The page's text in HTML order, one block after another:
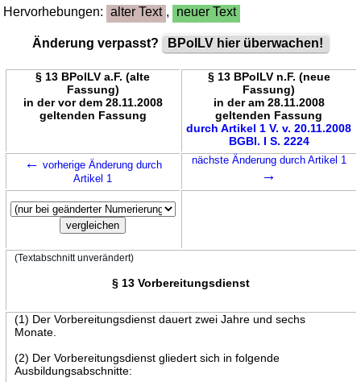
Hervorhebungen: alter Text , neuer Text
Änderung verpasst? BPolLV hier überwachen!
§ 13 BPolLV a.F. (alte
Fassung)
in der vor dem 28.11.2008
geltenden Fassung
§ 13 BPolLV n.F. (neue
Fassung)
in der am 28.11.2008
geltenden Fassung
durch Artikel 1 V. v. 20.11.2008
BGBl. I S. 2224
← vorherige Änderung durch
Artikel 1
nächste Änderung durch Artikel 1
→
(Textabschnitt unverändert)
§ 13 Vorbereitungsdienst
(1) Der Vorbereitungsdienst dauert zwei Jahre und sechs
Monate.
(2) Der Vorbereitungsdienst gliedert sich in folgende
Ausbildungsabschnitte: